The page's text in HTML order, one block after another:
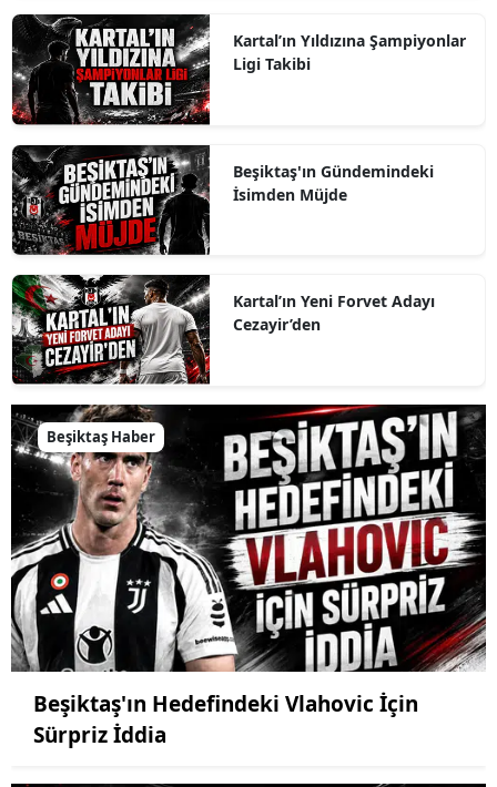
Kartal’ın Yıldızına Şampiyonlar
Ligi Takibi
Beşiktaş'ın Gündemindeki
İsimden Müjde
Kartal’ın Yeni Forvet Adayı
Cezayir’den
Beşiktaş Haber
Beşiktaş'ın Hedefindeki Vlahovic İçin
Sürpriz İddia